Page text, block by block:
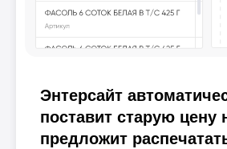
Энтерсайт
поставит старую цену
предложит